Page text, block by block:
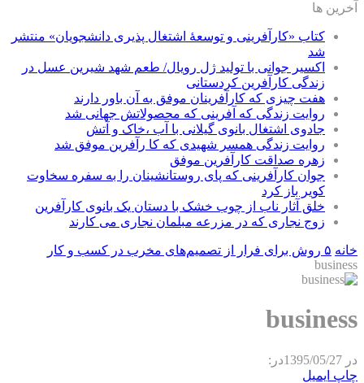
آخرین ها
کتاب «کارآفرینی و توسعۀ اشتغال پذیری دانشجویان» منتشر
شد
اکسیر جوانی با تولید ژل رویال/ طعم شهد شیرین عسل‌ در
زندگی کارآفرین کردستانی
هفت چیزی که کارآفرینان موفق به آن باور دارند
روایت زندگی که آفرینی که محصولاتش جهانی شد
جادوی اشتغال بانوی گیلانی با آب ،خاک و آتش
روایت زندگی همسر شهیدی که کا رآفرین موفق شد
زهره صداقت کارآفرین موفق
جوان کارآفرینی که پای روستانشینان را به سفره سخاوت
کویر باز کرد
خلق آثار ناب از چوب خشک با دستان یک بانوی کارآفرین
زوج نجاری که در مزرعه مبلمان نجاری می کارند
خانه ۵ روش برای فرار از تصمیم‌های مخرب در کسب و کار
business
business
در 1395/05/27در:
چاپ ایمیل